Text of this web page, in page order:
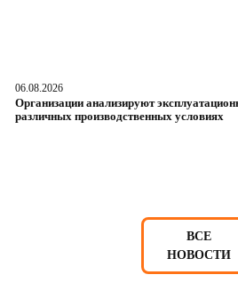
06.08.2026
Организации анализируют
различных производственных условиях
ВСЕ
НОВОСТИ